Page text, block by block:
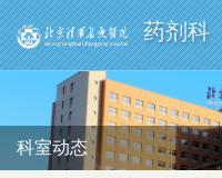
药剂科
科室动态